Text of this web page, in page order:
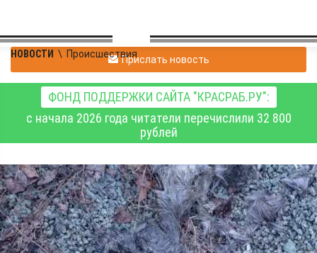
НОВОСТИ \ ПроисшествияПрислать новость
ФОНД ПОДДЕРЖКИ САЙТА "КРАСРАБ.РУ":
с начала 2026 года читатели перечислили 32 800
рублей
Житель Мотыгинского
округа утопил косулю в
реке, а затем разделал